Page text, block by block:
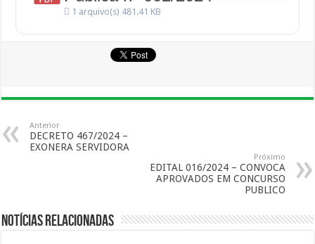
1 arquivo(s) 481.41 KB
Anterior
DECRETO 467/2024 –
EXONERA SERVIDORA
Próximo
EDITAL 016/2024 – CONVOCA
APROVADOS EM CONCURSO
PUBLICO
Notícias Relacionadas